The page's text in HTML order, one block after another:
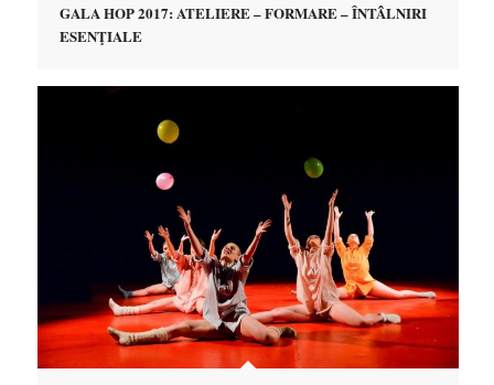
GALA HOP 2017: ATELIERE – FORMARE – ÎNTÂLNIRI
ESENŢIALE